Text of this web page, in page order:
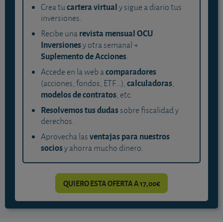
Crea tucartera virtualy sigue a diario tus
inversiones.
Recibe unarevista mensual OCU
Inversionesy otra semanal +
Suplemento de Acciones.
Accede en la web acomparadores
(acciones, fondos, ETF...),calculadoras,
modelos de contratos, etc.
Resolvemos tus dudassobre fiscalidad y
derechos.
Aprovecha lasventajas para nuestros
sociosy ahorra mucho dinero.
QUIERO ESTA OFERTA A 17,00€